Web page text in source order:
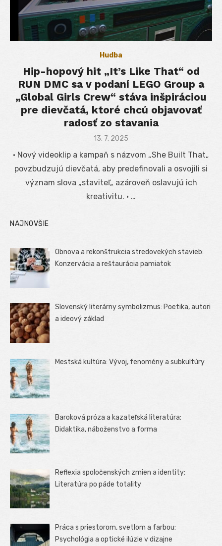
Hudba
Hip-hopový hit „It’s Like That“ od
RUN DMC sa v podaní LEGO Group a
„Global Girls Crew“ stáva inšpiráciou
pre dievčatá, ktoré chcú objavovať
radosť zo stavania
Posted
13. 7. 2025
· Nový videoklip a kampaň s názvom „She Built That„
povzbudzujú dievčatá, aby predefinovali a osvojili si
význam slova „staviteľ„ azároveň oslavujú ich
kreativitu. · …
NAJNOVŠIE
Obnova a rekonštrukcia stredovekých stavieb:
Konzervácia a reštaurácia pamiatok
Slovenský literárny symbolizmus: Poetika, autori
a ideový základ
Mestská kultúra: Vývoj, fenomény a subkultúry
Baroková próza a kazateľská literatúra:
Didaktika, náboženstvo a forma
Reflexia spoločenských zmien a identity:
Literatúra po páde totality
Práca s priestorom, svetlom a farbou:
Psychológia a optické ilúzie v dizajne